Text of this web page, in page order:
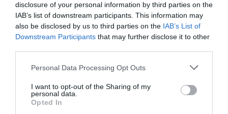
disclosure of your personal information by third parties on the
IAB’s list of downstream participants. This information may
also be disclosed by us to third parties on the IAB’s List of
Downstream Participants that may further disclose it to other
Please note that this website/app uses one or more Google
not limited to your visit or usage behaviour. You may click to
grant or deny consent to Google and its third-party tags to
use your data for below specified purposes in below Google
Personal Data Processing Opt Outs
I want to opt-out of the Sharing of my
personal data.
Opted In